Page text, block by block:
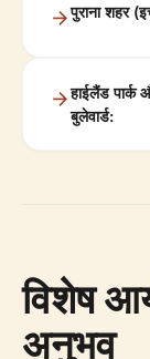
पुराना शहर
हाईलैंड पार्क
बुलेवार्ड:
विशेष
अनुभव